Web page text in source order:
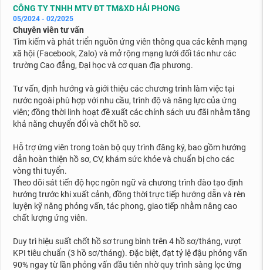
CÔNG TY TNHH MTV ĐT TM&XD HẢI PHONG
05/2024 - 02/2025
Chuyên viên tư vấn
Tìm kiếm và phát triển nguồn ứng viên thông qua các kênh mạng
xã hội (Facebook, Zalo) và mở rộng mạng lưới đối tác như các
trường Cao đẳng, Đại học và cơ quan địa phương.
Tư vấn, định hướng và giới thiệu các chương trình làm việc tại
nước ngoài phù hợp với nhu cầu, trình độ và năng lực của ứng
viên; đồng thời linh hoạt đề xuất các chính sách ưu đãi nhằm tăng
khả năng chuyển đổi và chốt hồ sơ.
Hỗ trợ ứng viên trong toàn bộ quy trình đăng ký, bao gồm hướng
dẫn hoàn thiện hồ sơ, CV, khám sức khỏe và chuẩn bị cho các
vòng thi tuyển.
Theo dõi sát tiến độ học ngôn ngữ và chương trình đào tạo định
hướng trước khi xuất cảnh, đồng thời trực tiếp hướng dẫn và rèn
luyện kỹ năng phỏng vấn, tác phong, giao tiếp nhằm nâng cao
chất lượng ứng viên.
Duy trì hiệu suất chốt hồ sơ trung bình trên 4 hồ sơ/tháng, vượt
KPI tiêu chuẩn (3 hồ sơ/tháng). Đặc biệt, đạt tỷ lệ đậu phỏng vấn
90% ngay từ lần phỏng vấn đầu tiên nhờ quy trình sàng lọc ứng